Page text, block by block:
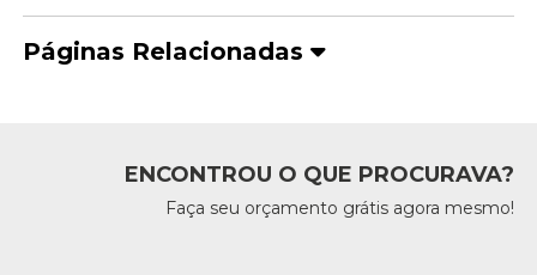
Páginas Relacionadas
ENCONTROU O QUE PROCURAVA?
Faça seu orçamento grátis agora mesmo!